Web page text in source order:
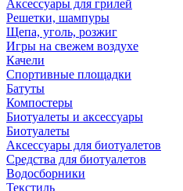
Аксессуары для грилей
Решетки, шампуры
Щепа, уголь, розжиг
Игры на свежем воздухе
Качели
Спортивные площадки
Батуты
Компостеры
Биотуалеты и аксессуары
Биотуалеты
Аксессуары для биотуалетов
Средства для биотуалетов
Водосборники
Текстиль